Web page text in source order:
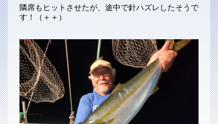
隣席もヒットさせたが、途中で針ハズレしたそうで
す！（＋＋）